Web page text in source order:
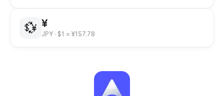
💱 ¥
JPY · $1 = ¥157.78